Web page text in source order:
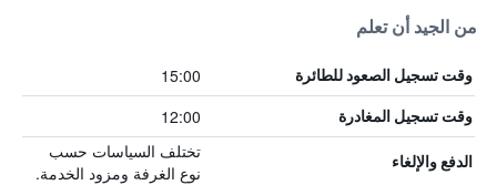
من الجيد أن تعلم
وقت تسجيل الصعود للطائرة 15:00
وقت تسجيل المغادرة 12:00
الدفع والإلغاء
تختلف السياسات حسب
نوع الغرفة ومزود الخدمة.